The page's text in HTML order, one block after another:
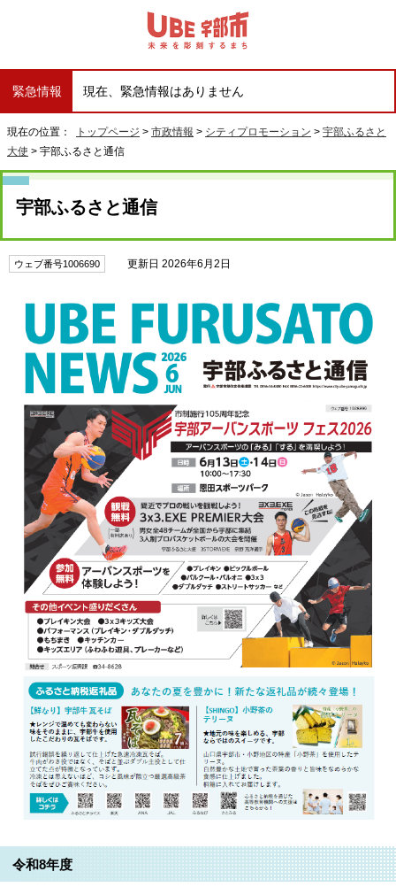
緊急情報 現在、緊急情報はありません
現在の位置： トップページ > 市政情報 > シティプロモーション > 宇部ふるさと
大使 > 宇部ふるさと通信
宇部ふるさと通信
ウェブ番号1006690 更新日 2026年6月2日
令和8年度